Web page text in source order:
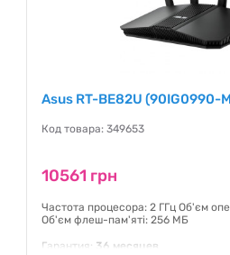
Asus RT-BE82U (90IG0990-
Код товара: 349653
10561 грн
Частота процесора: 2 ГГц Об'єм
Об'єм флеш-пам'яті: 256 МБ
Гарантия: 36 месяцев